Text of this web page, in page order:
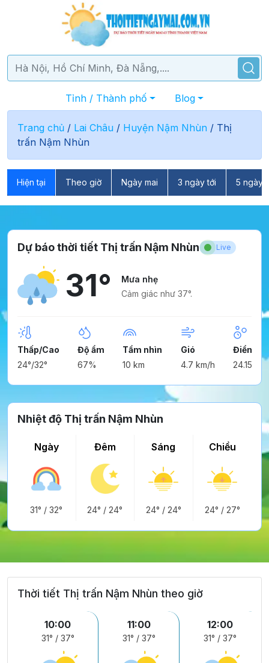
Tỉnh / Thành phố Blog
Trang chủ / Lai Châu / Huyện Nậm Nhùn / Thị
trấn Nậm Nhùn
Hiện tại Theo giờ Ngày mai 3 ngày tới 5 ngày
Dự báo thời tiết Thị trấn Nậm Nhùn Live
31°
Mưa nhẹ
Cảm giác như 37°.
Thấp/Cao
24°/32°
Độ ẩm
67%
Tầm nhìn
10 km
Gió
4.7 km/h
Điểm
24.15°
Nhiệt độ Thị trấn Nậm Nhùn
Ngày
31° /32°
Đêm
24° /24°
Sáng
24° / 24°
Chiều
24° / 27°
Thời tiết Thị trấn Nậm Nhùn theo giờ
10:00
31° / 37°
11:00
31° / 37°
12:00
31° / 37°